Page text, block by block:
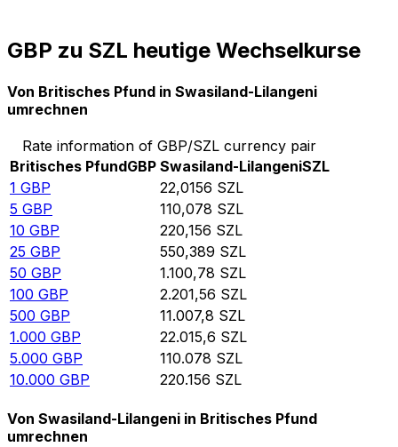
GBP zu SZL heutige Wechselkurse
Von Britisches Pfund in Swasiland-Lilangeni
umrechnen
Rate information of GBP/SZL currency pair
Britisches PfundGBP Swasiland-LilangeniSZL
1 GBP 22,0156 SZL
5 GBP 110,078 SZL
10 GBP 220,156 SZL
25 GBP 550,389 SZL
50 GBP 1.100,78 SZL
100 GBP 2.201,56 SZL
500 GBP 11.007,8 SZL
1.000 GBP 22.015,6 SZL
5.000 GBP 110.078 SZL
10.000 GBP 220.156 SZL
Von Swasiland-Lilangeni in Britisches Pfund
umrechnen